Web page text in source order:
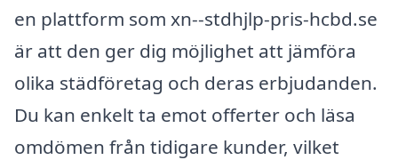
en plattform som xn--stdhjlp-pris-hcbd.se
är att den ger dig möjlighet att jämföra
olika städföretag och deras erbjudanden.
Du kan enkelt ta emot offerter och läsa
omdömen från tidigare kunder, vilket